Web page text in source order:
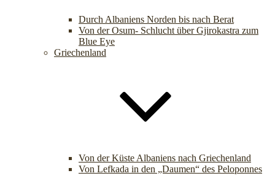
Durch Albaniens Norden bis nach Berat
Von der Osum- Schlucht über Gjirokastra zum
Blue Eye
Griechenland
Von der Küste Albaniens nach Griechenland
Von Lefkada in den „Daumen“ des Peloponnes